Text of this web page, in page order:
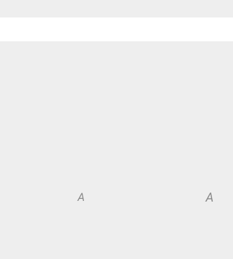
A A